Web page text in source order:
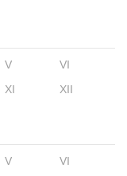
V
VI
XI XII
V
VI